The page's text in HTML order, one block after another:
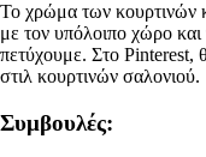
Το χρώμα των κουρτινών
με τον υπόλοιπο χώρο και
πετύχουμε. Στο Pinterest,
στιλ κουρτινών σαλονιού.
Συμβουλές: